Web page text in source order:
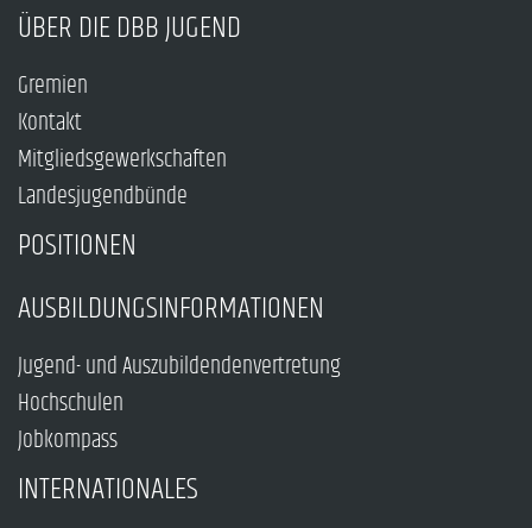
ÜBER DIE DBB JUGEND
Gremien
Kontakt
Mitgliedsgewerkschaften
Landesjugendbünde
POSITIONEN
AUSBILDUNGSINFORMATIONEN
Jugend- und Auszubildendenvertretung
Hochschulen
Jobkompass
INTERNATIONALES